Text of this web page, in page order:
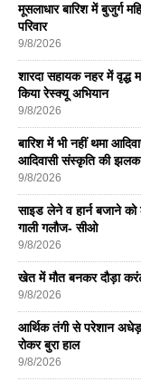
मूसलाधार बारिश में बुजुर्ग
परिवार
9/8/2026
शारदा सहायक नहर में
किया रेस्क्यू अभियान
9/8/2026
बारिश में भी नहीं थमा
आदिवासी संस्कृति की झलक
9/8/2026
साइड लेने व हार्न बजाने को
गाली गलौज- सीओ
9/8/2026
खेत में मौत बनकर दौड़ा
9/8/2026
आर्थिक तंगी से परेशान
रोकर बुरा हाल
9/8/2026